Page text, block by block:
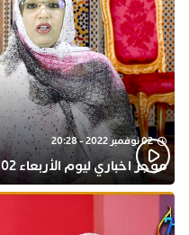
02 نوفمبر 2022 - 20:28
موجز اخباري ليوم الأربعاء 02 نونبر 2022